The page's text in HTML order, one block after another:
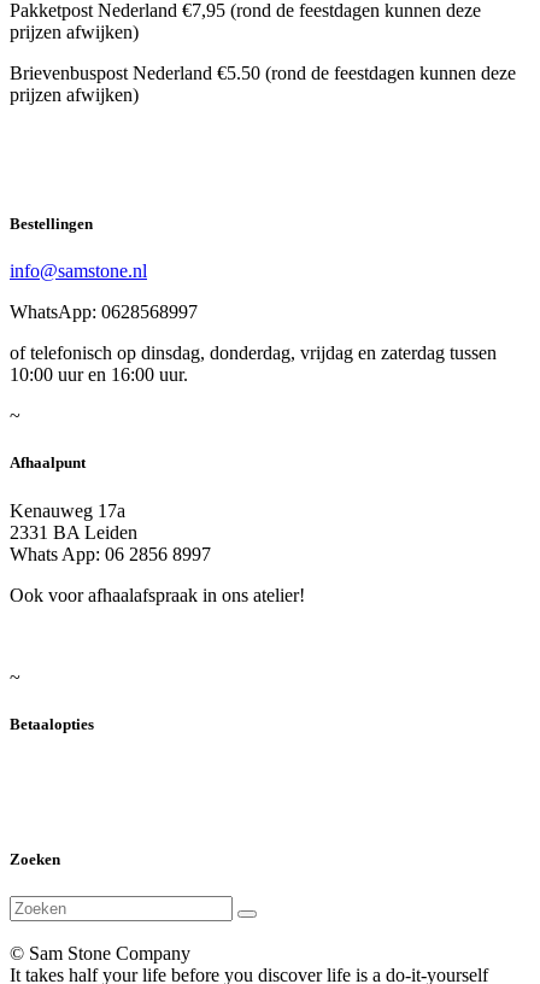
Pakketpost Nederland €7,95 (rond de feestdagen kunnen deze
prijzen afwijken)
Brievenbuspost Nederland €5.50 (rond de feestdagen kunnen deze
prijzen afwijken)
Bestellingen
info@samstone.nl
WhatsApp: 0628568997
of telefonisch op dinsdag, donderdag, vrijdag en zaterdag tussen
10:00 uur en 16:00 uur.
~
Afhaalpunt
Kenauweg 17a
2331 BA Leiden
Whats App: 06 2856 8997
Ook voor afhaalafspraak in ons atelier!
~
Betaalopties
Zoeken
© Sam Stone Company
It takes half your life before you discover life is a do-it-yourself